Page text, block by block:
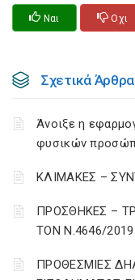
Ναι Οχι
Σχετικά Άρθρα
Άνοιξε η
φυσικών
ΚΛΙΜΑΚΕΣ –
ΠΡΟΣΘΗΚΕΣ –
ΤΟΝ Ν.4646/2019
ΠΡΟΘΕΣΜΙΕΣ